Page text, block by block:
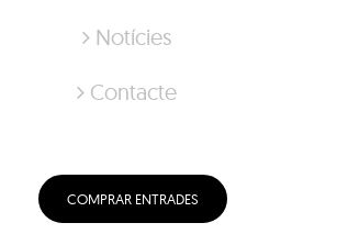
Notícies
Contacte
COMPRAR ENTRADES